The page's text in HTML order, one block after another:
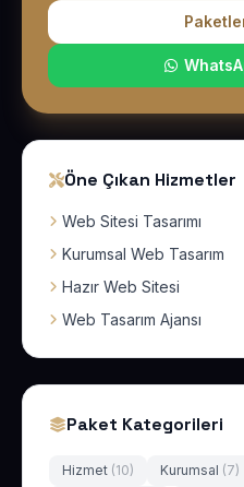
Öne Çıkan Hizmetler
Web Sitesi Tasarımı
Kurumsal Web Tasarım
Hazır Web Sitesi
Web Tasarım Ajansı
Paket Kategorileri
Hizmet (10) Kurumsal (7)